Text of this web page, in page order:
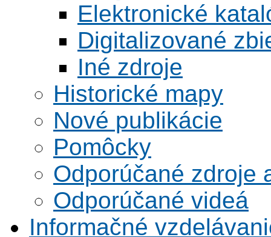
Elektronické
Digitalizované
Iné zdroje
Historické mapy
Nové publikácie
Pomôcky
Odporúčané zdroje
Odporúčané videá
Informačné